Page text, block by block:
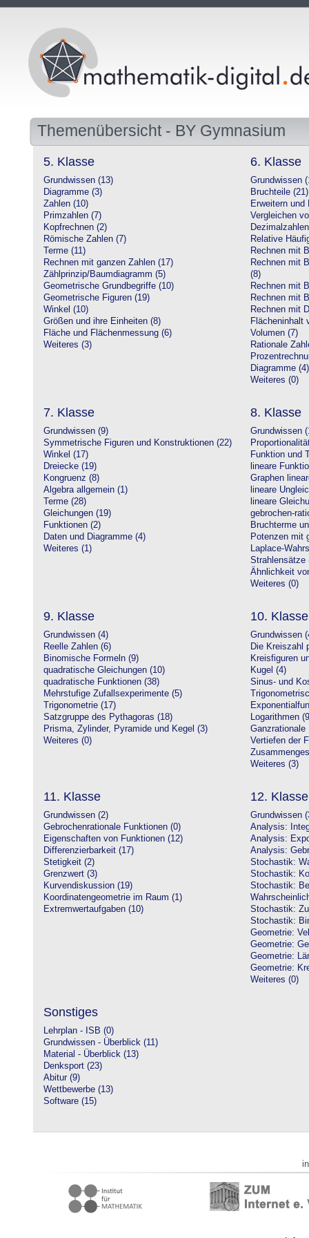
Themenübersicht - BY Gymnasium
5. Klasse
Grundwissen (13)
Diagramme (3)
Zahlen (10)
Primzahlen (7)
Kopfrechnen (2)
Römische Zahlen (7)
Terme (11)
Rechnen mit ganzen Zahlen (17)
Zählprinzip/Baumdiagramm (5)
Geometrische Grundbegriffe (10)
Geometrische Figuren (19)
Winkel (10)
Größen und ihre Einheiten (8)
Fläche und Flächenmessung (6)
Weiteres (3)
6. Klasse
Grundwissen
Bruchteile (21)
Erweitern und
Vergleichen
Relative
Rechnen mit
Rechnen mit
(8)
Rechnen mit
Rechnen mit
Rechnen mit
Flächeninhalt
Volumen (7)
Rationale
Diagramme (4)
Weiteres (0)
7. Klasse
Grundwissen (9)
Symmetrische Figuren und Konstruktionen (22)
Winkel (17)
Dreiecke (19)
Kongruenz (8)
Algebra allgemein (1)
Terme (28)
Gleichungen (19)
Funktionen (2)
Daten und Diagramme (4)
Weiteres (1)
8. Klasse
Grundwissen
Funktion und
lineare
Graphen
lineare
lineare
gebrochen-
Bruchterme
Potenzen mit
Laplace-
Strahlensätze
Ähnlichkeit
Weiteres (0)
9. Klasse
Grundwissen (4)
Reelle Zahlen (6)
Binomische Formeln (9)
quadratische Gleichungen (10)
quadratische Funktionen (38)
Mehrstufige Zufallsexperimente (5)
Trigonometrie (17)
Satzgruppe des Pythagoras (18)
Prisma, Zylinder, Pyramide und Kegel (3)
Weiteres (0)
10. Klasse
Grundwissen
Die Kreiszahl
Kreisfiguren
Kugel (4)
Sinus- und
Logarithmen
Ganzrationale
Vertiefen der
Weiteres (3)
11. Klasse
Grundwissen (2)
Gebrochenrationale Funktionen (0)
Eigenschaften von Funktionen (12)
Differenzierbarkeit (17)
Stetigkeit (2)
Grenzwert (3)
Kurvendiskussion (19)
Koordinatengeometrie im Raum (1)
Extremwertaufgaben (10)
12. Klasse
Grundwissen
Analysis:
Analysis:
Analysis:
Stochastik:
Stochastik:
Stochastik:
Stochastik:
Stochastik:
Geometrie:
Geometrie:
Geometrie:
Geometrie:
Weiteres (0)
Sonstiges
Lehrplan - ISB (0)
Grundwissen - Überblick (11)
Material - Überblick (13)
Denksport (23)
Abitur (9)
Wettbewerbe (13)
Software (15)